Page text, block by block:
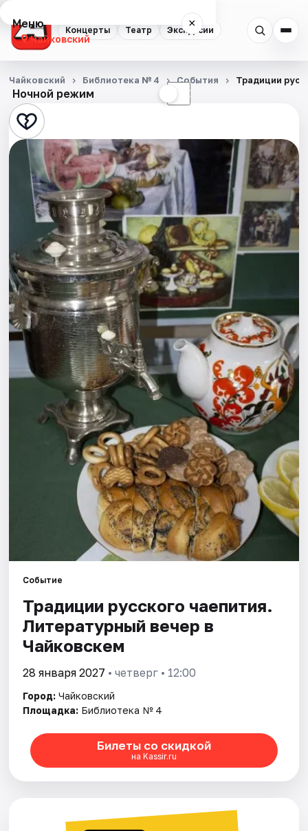
Концерты Театр Экскурсии
Меню ×
Чайковский
Концерты
Театр
Экскурсии
События
Города
Площадки
Артисты
Рейтинги
Ночной режим ☾
Чайковский Библиотека № 4 События Традиции
Событие
Традиции русского чаепития.
Литературный вечер в
Чайковскем
28 января 2027 • четверг • 12:00
Город: Чайковский
Площадка: Библиотека № 4
Билеты со скидкой
на Kassir.ru